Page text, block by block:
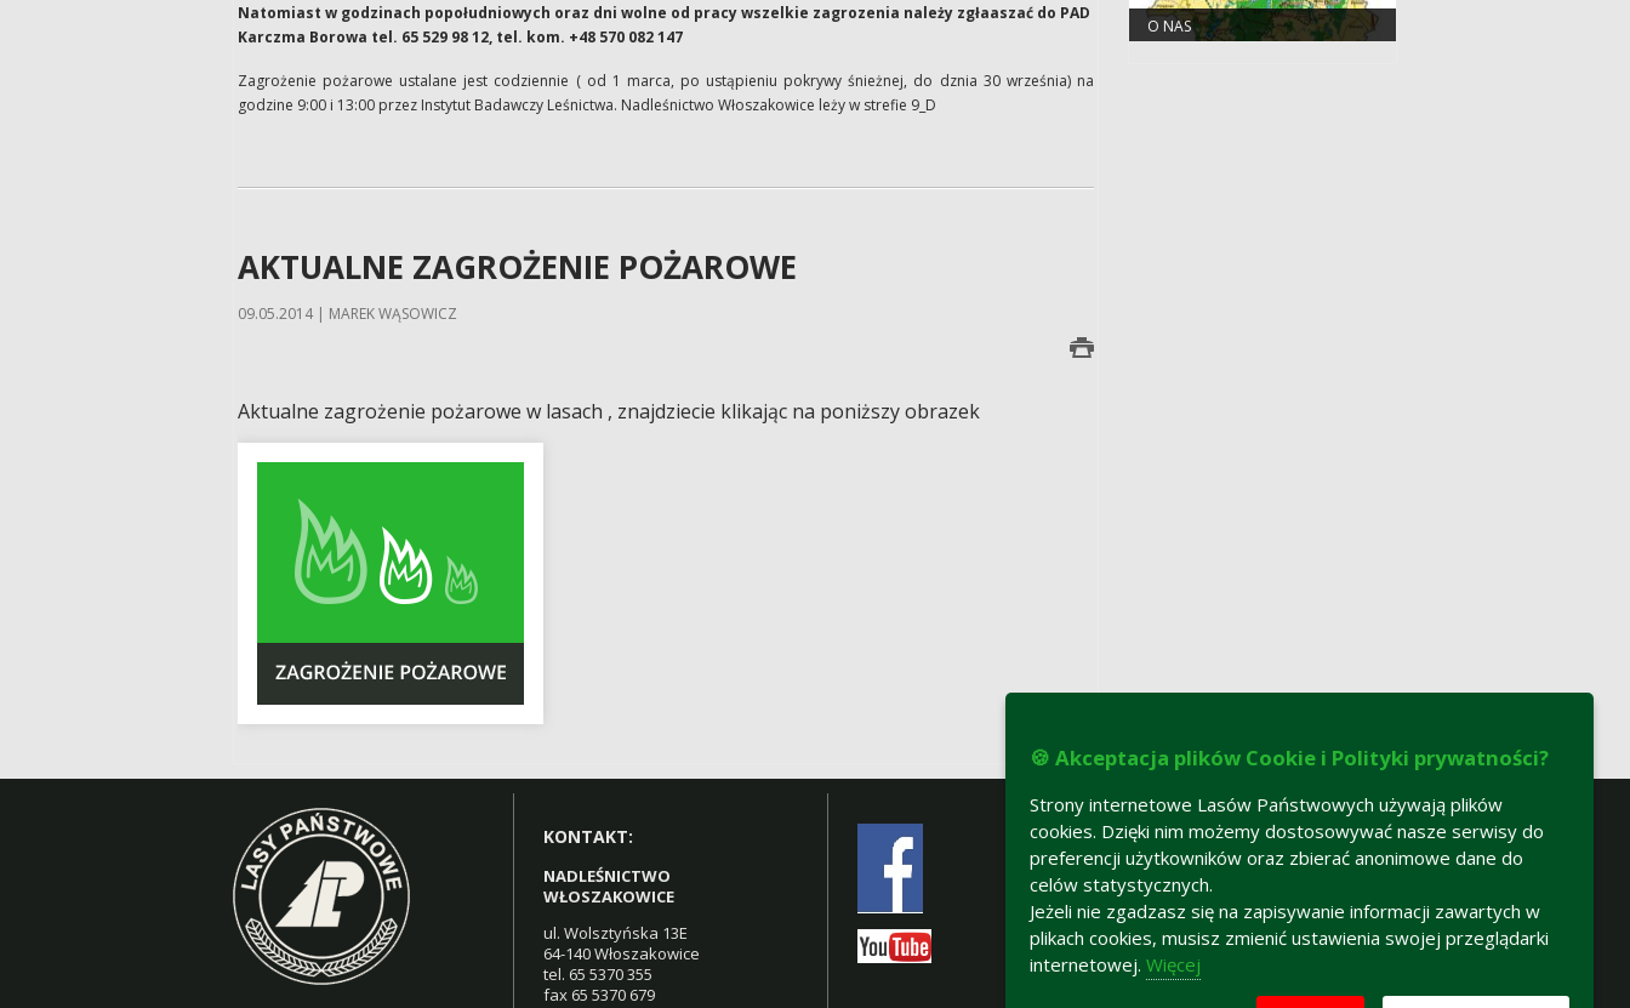
Natomiast w godzinach popołudniowych oraz dni wolne od pracy wszelkie zagrozenia należy zgłaaszać do PAD
Karczma Borowa tel. 65 529 98 12, tel. kom. +48 570 082 147
Zagrożenie pożarowe ustalane jest codziennie ( od 1 marca, po ustąpieniu pokrywy śnieżnej, do dznia 30 września) na
godzine 9:00 i 13:00 przez Instytut Badawczy Leśnictwa. Nadleśnictwo Włoszakowice leży w strefie 9_D
AKTUALNE ZAGROŻENIE POŻAROWE
09.05.2014 | MAREK WĄSOWICZ
Aktualne zagrożenie pożarowe w lasach , znajdziecie klikając na poniższy obrazek
O NAS
KONTAKT:
NADLEŚNICTWO
WŁOSZAKOWICE
ul. Wolsztyńska 13E
64-140 Włoszakowice
tel. 65 5370 355
fax 65 5370 679
🍪 Akceptacja plików Cookie i Polityki prywatności?
Strony internetowe Lasów Państwowych używają plików
cookies. Dzięki nim możemy dostosowywać nasze serwisy do
preferencji użytkowników oraz zbierać anonimowe dane do
celów statystycznych.
Jeżeli nie zgadzasz się na zapisywanie informacji zawartych w
plikach cookies, musisz zmienić ustawienia swojej przeglądarki
internetowej. Więcej